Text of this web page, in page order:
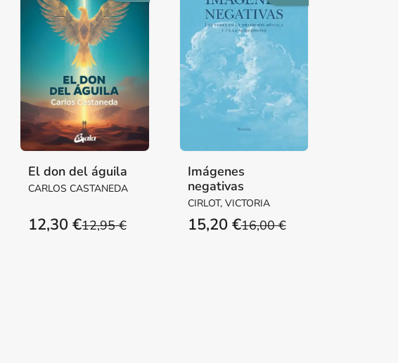
El don del águila
CARLOS CASTANEDA
12,95 €
12,30 €
Imágenes
negativas
CIRLOT, VICTORIA
16,00 €
15,20 €